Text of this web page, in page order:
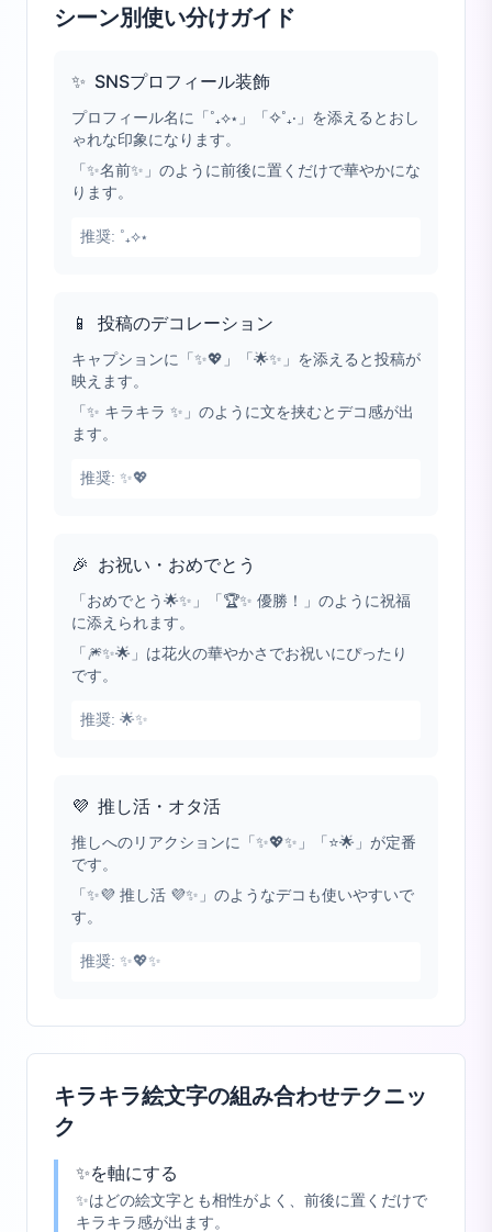
シーン別使い分けガイド
✨ SNSプロフィール装飾
プロフィール名に「˚₊⟡⋆」「✧˚₊‧」を添えるとおし
ゃれな印象になります。
「✨名前✨」のように前後に置くだけで華やかにな
ります。
推奨: ˚₊⟡⋆
📱 投稿のデコレーション
キャプションに「✨💖」「🌟✨」を添えると投稿が
映えます。
「✨ キラキラ ✨」のように文を挟むとデコ感が出
ます。
推奨: ✨💖
🎉 お祝い・おめでとう
「おめでとう🌟✨」「🏆✨ 優勝！」のように祝福
に添えられます。
「🎆✨🌟」は花火の華やかさでお祝いにぴったり
です。
推奨: 🌟✨
💜 推し活・オタ活
推しへのリアクションに「✨💖✨」「⭐🌟」が定番
です。
「✨💜 推し活 💜✨」のようなデコも使いやすいで
す。
推奨: ✨💖✨
キラキラ絵文字の組み合わせテクニッ
ク
✨を軸にする
✨はどの絵文字とも相性がよく、前後に置くだけで
キラキラ感が出ます。